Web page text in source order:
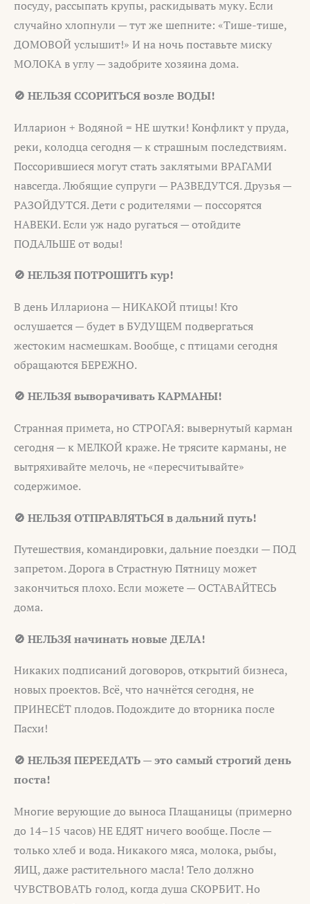
посуду, рассыпать крупы, раскидывать муку. Если
случайно хлопнули — тут же шепните: «Тише-тише,
ДОМОВОЙ услышит!» И на ночь поставьте миску
МОЛОКА в углу — задобрите хозяина дома.
🚫 НЕЛЬЗЯ ССОРИТЬСЯ возле ВОДЫ!
Илларион + Водяной = НЕ шутки! Конфликт у пруда,
реки, колодца сегодня — к страшным последствиям.
Поссорившиеся могут стать заклятыми ВРАГАМИ
навсегда. Любящие супруги — РАЗВЕДУТСЯ. Друзья —
РАЗОЙДУТСЯ. Дети с родителями — поссорятся
НАВЕКИ. Если уж надо ругаться — отойдите
ПОДАЛЬШЕ от воды!
🚫 НЕЛЬЗЯ ПОТРОШИТЬ кур!
В день Иллариона — НИКАКОЙ птицы! Кто
ослушается — будет в БУДУЩЕМ подвергаться
жестоким насмешкам. Вообще, с птицами сегодня
обращаются БЕРЕЖНО.
🚫 НЕЛЬЗЯ выворачивать КАРМАНЫ!
Странная примета, но СТРОГАЯ: вывернутый карман
сегодня — к МЕЛКОЙ краже. Не трясите карманы, не
вытряхивайте мелочь, не «пересчитывайте»
содержимое.
🚫 НЕЛЬЗЯ ОТПРАВЛЯТЬСЯ в дальний путь!
Путешествия, командировки, дальние поездки — ПОД
запретом. Дорога в Страстную Пятницу может
закончиться плохо. Если можете — ОСТАВАЙТЕСЬ
дома.
🚫 НЕЛЬЗЯ начинать новые ДЕЛА!
Никаких подписаний договоров, открытий бизнеса,
новых проектов. Всё, что начнётся сегодня, не
ПРИНЕСЁТ плодов. Подождите до вторника после
Пасхи!
🚫 НЕЛЬЗЯ ПЕРЕЕДАТЬ — это самый строгий день
поста!
Многие верующие до выноса Плащаницы (примерно
до 14–15 часов) НЕ ЕДЯТ ничего вообще. После —
только хлеб и вода. Никакого мяса, молока, рыбы,
ЯИЦ, даже растительного масла! Тело должно
ЧУВСТВОВАТЬ голод, когда душа СКОРБИТ. Но